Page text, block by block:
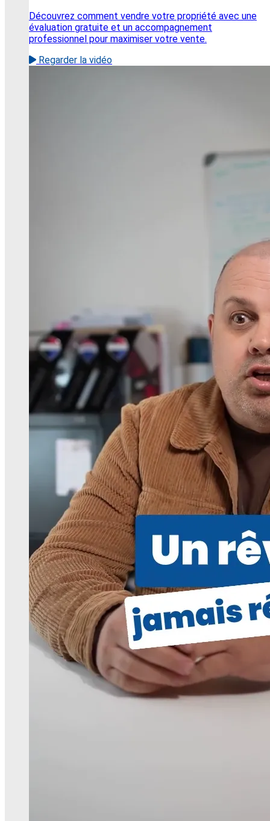
Découvrez comment vendre votre propriété avec une
évaluation gratuite et un accompagnement
professionnel pour maximiser votre vente.
Regarder la vidéo